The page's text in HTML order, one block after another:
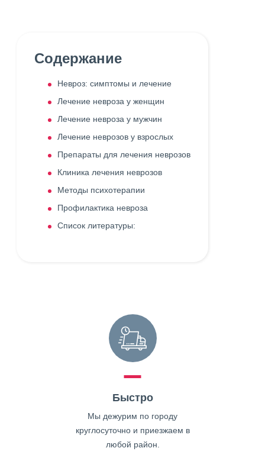
Содержание
Невроз: симптомы и лечение
Лечение невроза у женщин
Лечение невроза у мужчин
Лечение неврозов у взрослых
Препараты для лечения неврозов
Клиника лечения неврозов
Методы психотерапии
Профилактика невроза
Список литературы:
Быстро
Мы дежурим по городу
круглосуточно и приезжаем в
любой район.